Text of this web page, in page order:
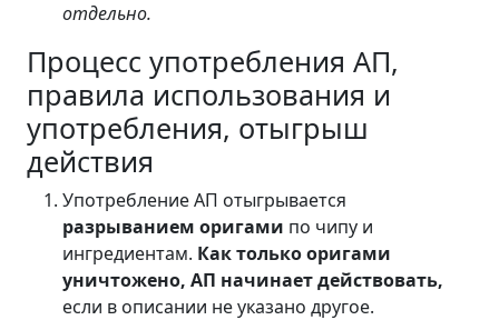
отдельно.
Процесс употребления АП,
правила использования и
употребления, отыгрыш
действия
Употребление АП отыгрывается
разрыванием оригами по чипу и
ингредиентам. Как только оригами
уничтожено, АП начинает действовать,
если в описании не указано другое.